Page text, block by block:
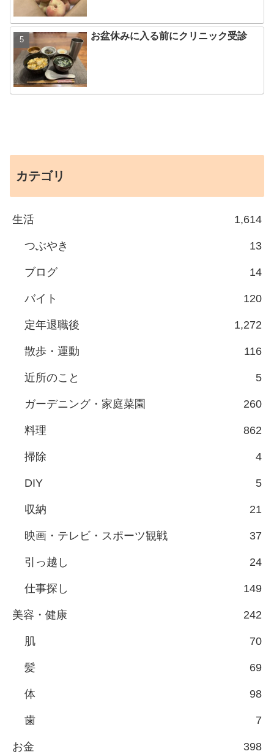
お盆休みに入る前にクリニック受診
カテゴリ
生活 1,614
つぶやき 13
ブログ 14
バイト 120
定年退職後 1,272
散歩・運動 116
近所のこと 5
ガーデニング・家庭菜園 260
料理 862
掃除 4
DIY 5
収納 21
映画・テレビ・スポーツ観戦 37
引っ越し 24
仕事探し 149
美容・健康 242
肌 70
髪 69
体 98
歯 7
お金 398